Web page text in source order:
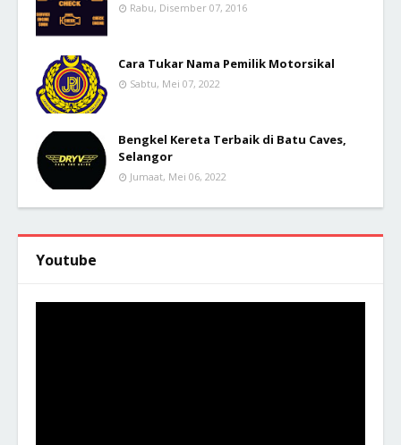
Rabu, Disember 07, 2016
Cara Tukar Nama Pemilik Motorsikal
Sabtu, Mei 07, 2022
Bengkel Kereta Terbaik di Batu Caves,
Selangor
Jumaat, Mei 06, 2022
Youtube